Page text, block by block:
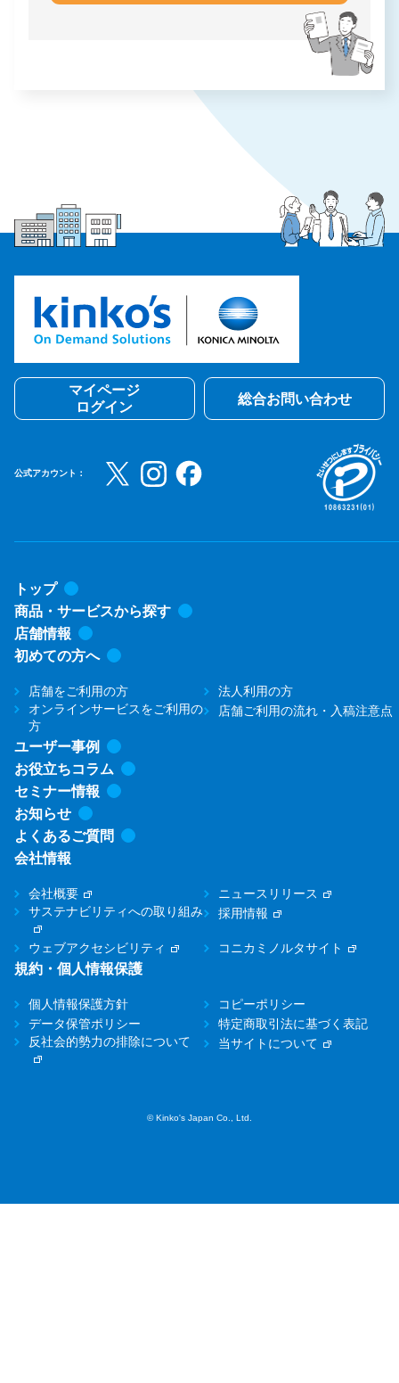
マイページ
ログイン
総合お問い合わせ
公式アカウント：
トップ
商品・サービスから探す
店舗情報
初めての方へ
店舗をご利用の方
法人利用の方
オンラインサービスをご利用の
方
店舗ご利用の流れ・入稿注意点
ユーザー事例
お役立ちコラム
セミナー情報
お知らせ
よくあるご質問
会社情報
会社概要
ニュースリリース
サステナビリティへの取り組み
採用情報
ウェブアクセシビリティ コニカミノルタサイト
規約・個人情報保護
個人情報保護方針
コピーポリシー
データ保管ポリシー
特定商取引法に基づく表記
反社会的勢力の排除について
当サイトについて
© Kinko's Japan Co., Ltd.